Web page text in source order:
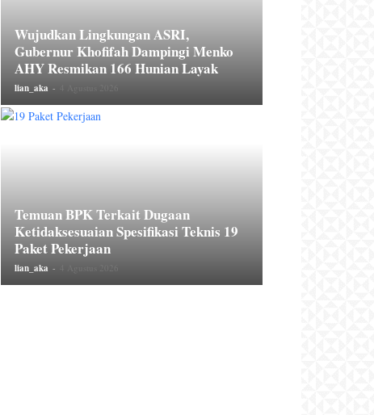
Wujudkan Lingkungan ASRI,
Gubernur Khofifah Dampingi Menko
AHY Resmikan 166 Hunian Layak
lian_aka -
Temuan BPK Terkait Dugaan
Ketidaksesuaian Spesifikasi Teknis 19
Paket Pekerjaan
lian_aka -